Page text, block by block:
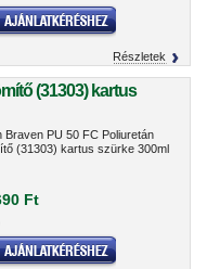
Részletek
(31303) kartus
Braven PU 50 FC Poliuretán
(31303) kartus szürke 300ml
Ft